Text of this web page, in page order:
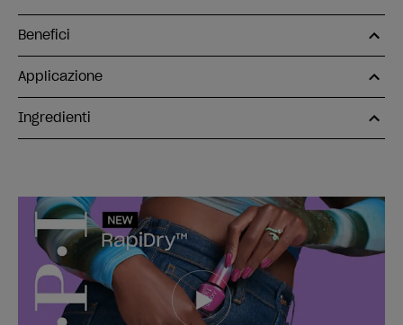
Benefici
Applicazione
Ingredienti